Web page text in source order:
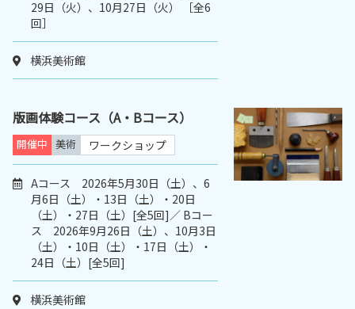
29日（火）、10月27日（火） ［全6
回］
横浜美術館
版画体験コース（A・Bコース）
開催中 美術 ワークショップ
Aコース 2026年5月30日（土）、6
月6日（土）・13日（土）・20日
（土）・27日（土）[全5回]／ Bコー
ス 2026年9月26日（土）、10月3日
（土）・10日（土）・17日（土）・
24日（土）[全5回]
横浜美術館